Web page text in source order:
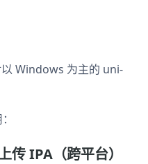
Windows 为主的 uni-
IPA（跨平台）